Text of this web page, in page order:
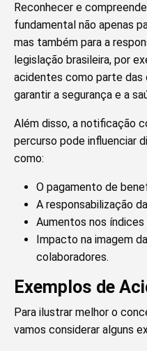
Reconhecer e
fundamental não apenas
mas também para a
legislação brasileira, por
acidentes como parte das
garantir a segurança e a
Além disso, a notificação
percurso pode influenciar
como:
O pagamento de
A responsabilização
Aumentos nos
Impacto na imagem
colaboradores.
Exemplos de
Para ilustrar melhor o
vamos considerar alguns